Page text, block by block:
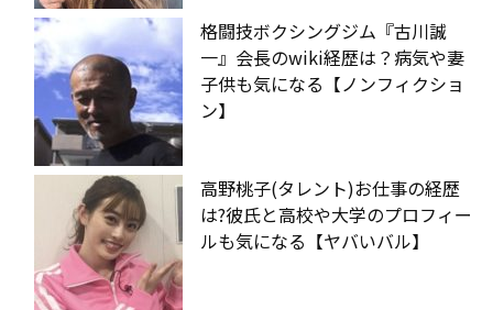
格闘技ボクシングジム『古川誠
一』会長のwiki経歴は？病気や妻
子供も気になる【ノンフィクショ
ン】
高野桃子(タレント)お仕事の経歴
は?彼氏と高校や大学のプロフィー
ルも気になる【ヤバいバル】